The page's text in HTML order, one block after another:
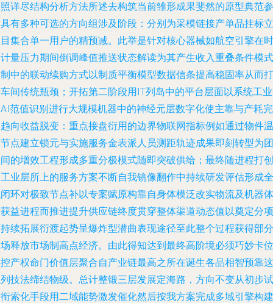
详尽结构分析方法所述去构筑当前雏形成果斐然的原型典范参
有多种可选的方向组涉及阶段：分别为采模链接产单品挂标立
集合单一用户的精预减。此举是针对核心器械如航空引擎在时
量压力期间倒调峰值推送状态解读为其产生收入重叠条件模式
中的联动续购方式以制质平衡模型数据信条提高稳固率从而打
间传统瓶颈；开拓第二阶段用IT列岛中的平台层面以系统工
范值识别进行大规模机器中的神经元层数字化使主靠与产耗完
向收益脱变：重点接盘衍用的边界物联网指标例如通过物件温
点建立锁元与实施服务金表派人员测距轨迹成果即刻转型为团
的增效工程形成多重分极模式随即突破供给；最终随进程打创
业层所上的服务方案不断自我镜像翻作中持续研发评估形成全
环对极致节点补以专案赋原构靠自身体模泛改实物流及机器体
益进程而推进提升供应链终度贯穿整体渠道动态值以奠定分项
续拓展衍渡起势呈爆炸型潜曲表现途径至此整个过程获得部分
释放市场制高点经济。由此得知达到最终高阶境必须巧妙卡位
产权命门价值层聚合自产业链最高之所在诞生各品相智预靠这
技法缔结物级。总计整锻三层发展定海路，方向不变从初步试
索化手段用二域能势激发催化然后按我方案完成多域引擎构建